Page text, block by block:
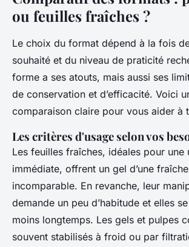
ou feuilles fraîches ?
Le choix du format dépend à la fois de
souhaité et du niveau de praticité
forme a ses atouts, mais aussi ses
de conservation et d’efficacité. Voici
comparaison claire pour vous aider à
Les critères d'usage selon vos
Les feuilles fraîches, idéales pour une
immédiate, offrent un gel d’une
incomparable. En revanche, leur
demande un peu d’habitude et elles
moins longtemps. Les gels et pulpes
souvent stabilisés à froid ou par